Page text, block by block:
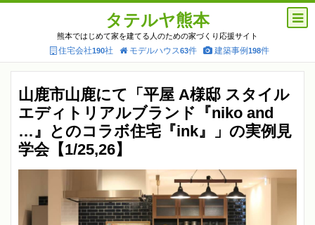
タテルヤ熊本
熊本ではじめて家を建てる人のための家づくり応援サイト
住宅会社190社 モデルハウス63件 建築事例198件
山鹿市山鹿にて「平屋 A様邸 スタイル
エディトリアルブランド『niko and
…』とのコラボ住宅『ink』」の実例見
学会【1/25,26】